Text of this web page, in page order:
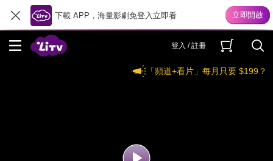
下載 APP，海量影劇免登入立即看
登入 / 註冊
「頻道+看片」每月只要 $199？